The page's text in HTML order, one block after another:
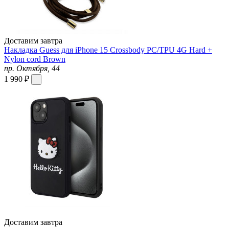
Доставим завтра
Накладка Guess для iPhone 15 Crossbody PC/TPU 4G Hard +
Nylon cord Brown
пр. Октября, 44
1 990 ₽
Доставим завтра